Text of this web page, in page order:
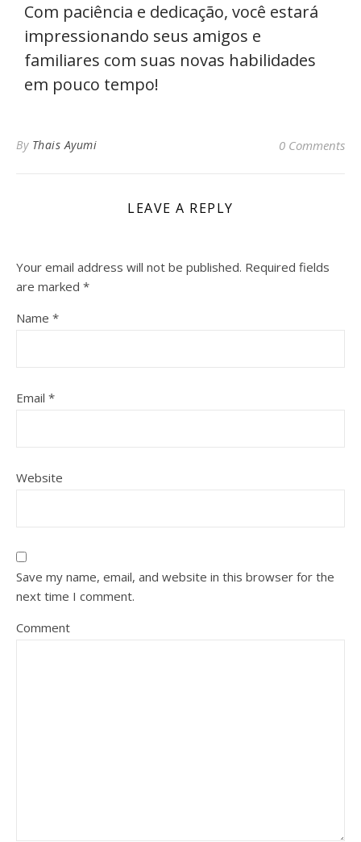
Com paciência e dedicação, você estará
impressionando seus amigos e
familiares com suas novas habilidades
em pouco tempo!
By Thais Ayumi 0 Comments
LEAVE A REPLY
Your email address will not be published. Required fields
are marked *
Name *
Email *
Website
Save my name, email, and website in this browser for the
next time I comment.
Comment